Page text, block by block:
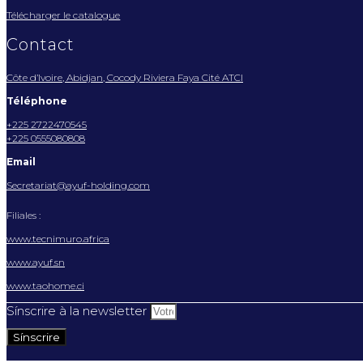
Télécharger le catalogue
Contact
Côte d’Ivoire, Abidjan, Cocody Riviera Faya Cité ATCI
Téléphone
+225 2722470545
+225 0555080808
Email
Secretariat@ayuf-holding.com
Filiales :
www.tecnimuro.africa
www.ayuf.sn
www.taohome.ci
Sínscrire à la newsletter
Sínscrire